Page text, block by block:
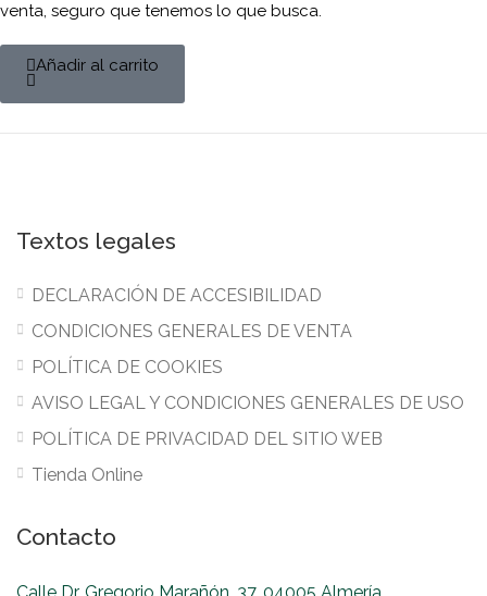
venta, seguro que tenemos lo que busca.
Añadir al carrito
Textos legales
DECLARACIÓN DE ACCESIBILIDAD
CONDICIONES GENERALES DE VENTA
POLÍTICA DE COOKIES
AVISO LEGAL Y CONDICIONES GENERALES DE USO
POLÍTICA DE PRIVACIDAD DEL SITIO WEB
Tienda Online
Contacto